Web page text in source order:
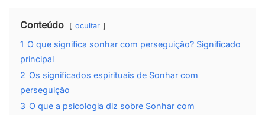
Conteúdo ocultar
1 O que significa sonhar com perseguição? Significado
principal
2 Os significados espirituais de Sonhar com
perseguição
3 O que a psicologia diz sobre Sonhar com